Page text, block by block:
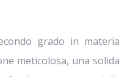
grado in materia
meticolosa, una solida